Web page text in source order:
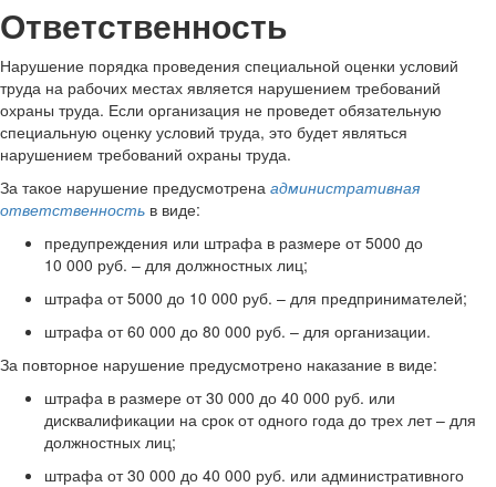
Ответственность
Нарушение порядка проведения специальной оценки условий
труда на рабочих местах является нарушением требований
охраны труда. Если организация не проведет обязательную
специальную оценку условий труда, это будет являться
нарушением требований охраны труда.
За такое нарушение предусмотрена административная
ответственность в виде:
предупреждения или штрафа в размере от 5000 до
10 000 руб. – для должностных лиц;
штрафа от 5000 до 10 000 руб. – для предпринимателей;
штрафа от 60 000 до 80 000 руб. – для организации.
За повторное нарушение предусмотрено наказание в виде:
штрафа в размере от 30 000 до 40 000 руб. или
дисквалификации на срок от одного года до трех лет – для
должностных лиц;
штрафа от 30 000 до 40 000 руб. или административного